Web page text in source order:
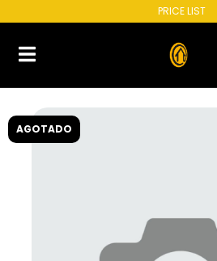
PRICE LIST
AGOTADO